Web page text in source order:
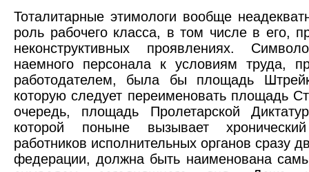
Тоталитарные этимологи вообще
роль рабочего класса, в том числе в его,
неконструктивных проявлениях.
наемного персонала к условиям труда,
работодателем, была бы площадь
которую следует переименовать площадь
очередь, площадь Пролетарской
которой поныне вызывает
работников исполнительных органов сразу
федерации, должна быть наименована